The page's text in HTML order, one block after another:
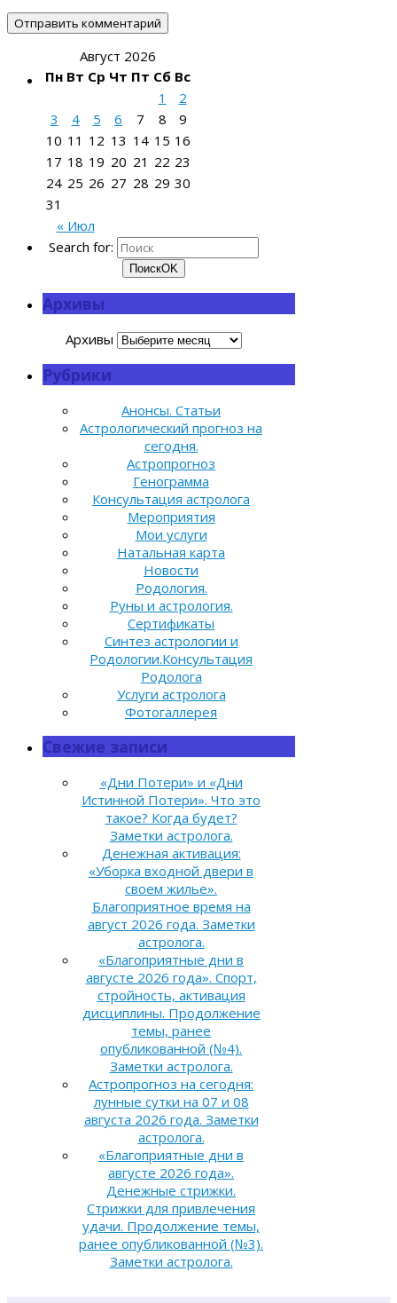
Август 2026
Пн Вт Ср Чт Пт Сб Вс
« Июл
1
2
3
4 5 6 7 8
9
10 11 12 13 14 15 16
17 18 19 20 21 22 23
24 25 26 27 28 29 30
31
Search for:
ПоискOK
Архивы
Архивы
Рубрики
Анонсы. Статьи
Астрологический прогноз на
сегодня.
Астропрогноз
Генограмма
Консультация астролога
Мероприятия
Мои услуги
Натальная карта
Новости
Родология.
Руны и астрология.
Сертификаты
Синтез астрологии и
Родологии.Консультация
Родолога
Услуги астролога
Фотогаллерея
Свежие записи
«Дни Потери» и «Дни
Истинной Потери». Что это
такое? Когда будет?
Заметки астролога.
Денежная активация:
«Уборка входной двери в
своем жилье».
Благоприятное время на
август 2026 года. Заметки
астролога.
«Благоприятные дни в
августе 2026 года». Спорт,
стройность, активация
дисциплины. Продолжение
темы, ранее
опубликованной (№4).
Заметки астролога.
Астропрогноз на сегодня:
лунные сутки на 07 и 08
августа 2026 года. Заметки
астролога.
«Благоприятные дни в
августе 2026 года».
Денежные стрижки.
Стрижки для привлечения
удачи. Продолжение темы,
ранее опубликованной (№3).
Заметки астролога.